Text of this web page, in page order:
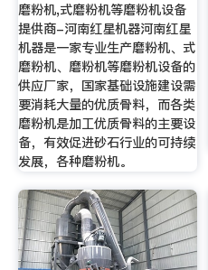
磨粉机,式磨粉机等磨粉机设备
提供商-河南红星机器河南红星
机器是一家专业生产磨粉机、式
磨粉机、磨粉机等磨粉机设备的
供应厂家，国家基础设施建设需
要消耗大量的优质骨料，而各类
磨粉机是加工优质骨料的主要设
备，有效促进砂石行业的可持续
发展，各种磨粉机。